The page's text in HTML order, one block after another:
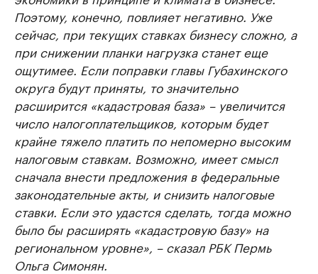
Поэтому, конечно, повлияет негативно. Уже
сейчас, при текущих ставках бизнесу сложно, а
при снижении планки нагрузка станет еще
ощутимее. Если поправки главы Губахинского
округа будут приняты, то значительно
расширится «кадастровая база» – увеличится
число налогоплательщиков, которым будет
крайне тяжело платить по непомерно высоким
налоговым ставкам. Возможно, имеет смысл
сначала внести предложения в федеральные
законодательные акты, и снизить налоговые
ставки. Если это удастся сделать, тогда можно
было бы расширять «кадастровую базу» на
региональном уровне», – сказал РБК Пермь
Ольга Симонян.